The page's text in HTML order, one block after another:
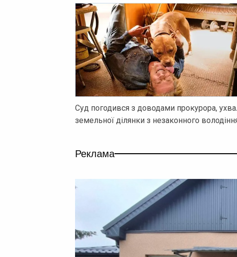
Суд погодився з доводами прокурора,
земельної ділянки з незаконного
Реклама